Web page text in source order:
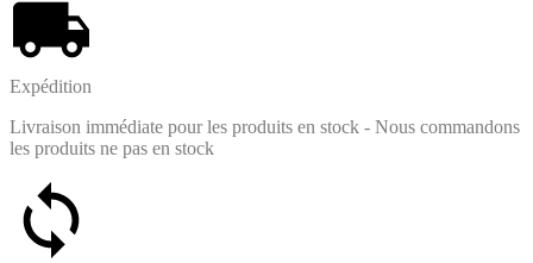
Expédition
Livraison immédiate pour les produits en stock - Nous commandons
les produits ne pas en stock